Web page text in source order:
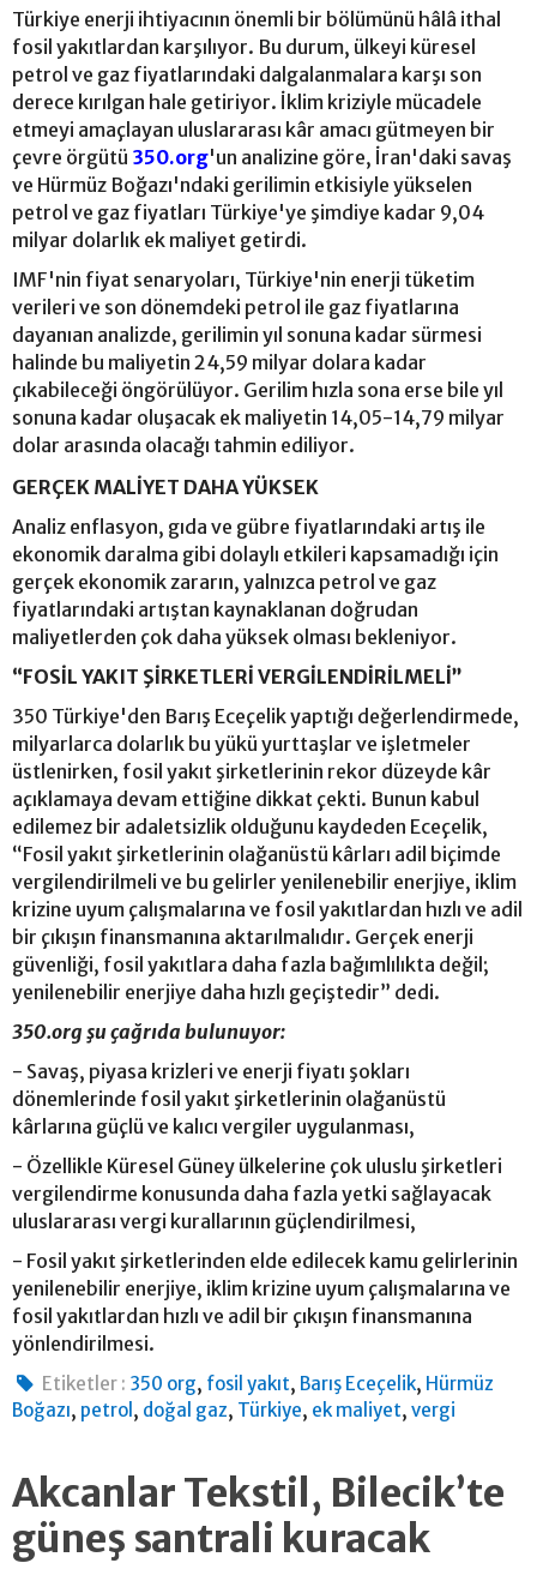
Türkiye enerji ihtiyacının önemli bir bölümünü hâlâ ithal
fosil yakıtlardan karşılıyor. Bu durum, ülkeyi küresel
petrol ve gaz fiyatlarındaki dalgalanmalara karşı son
derece kırılgan hale getiriyor. İklim kriziyle mücadele
etmeyi amaçlayan uluslararası kâr amacı gütmeyen bir
çevre örgütü 350.org'un analizine göre, İran'daki savaş
ve Hürmüz Boğazı'ndaki gerilimin etkisiyle yükselen
petrol ve gaz fiyatları Türkiye'ye şimdiye kadar 9,04
milyar dolarlık ek maliyet getirdi.
IMF'nin fiyat senaryoları, Türkiye'nin enerji tüketim
verileri ve son dönemdeki petrol ile gaz fiyatlarına
dayanıan analizde, gerilimin yıl sonuna kadar sürmesi
halinde bu maliyetin 24,59 milyar dolara kadar
çıkabileceği öngörülüyor. Gerilim hızla sona erse bile yıl
sonuna kadar oluşacak ek maliyetin 14,05-14,79 milyar
dolar arasında olacağı tahmin ediliyor.
GERÇEK MALİYET DAHA YÜKSEK
Analiz enflasyon, gıda ve gübre fiyatlarındaki artış ile
ekonomik daralma gibi dolaylı etkileri kapsamadığı için
gerçek ekonomik zararın, yalnızca petrol ve gaz
fiyatlarındaki artıştan kaynaklanan doğrudan
maliyetlerden çok daha yüksek olması bekleniyor.
“FOSİL YAKIT ŞİRKETLERİ VERGİLENDİRİLMELİ”
350 Türkiye'den Barış Eceçelik yaptığı değerlendirmede,
milyarlarca dolarlık bu yükü yurttaşlar ve işletmeler
üstlenirken, fosil yakıt şirketlerinin rekor düzeyde kâr
açıklamaya devam ettiğine dikkat çekti. Bunun kabul
edilemez bir adaletsizlik olduğunu kaydeden Eceçelik,
“Fosil yakıt şirketlerinin olağanüstü kârları adil biçimde
vergilendirilmeli ve bu gelirler yenilenebilir enerjiye, iklim
krizine uyum çalışmalarına ve fosil yakıtlardan hızlı ve adil
bir çıkışın finansmanına aktarılmalıdır. Gerçek enerji
güvenliği, fosil yakıtlara daha fazla bağımlılıkta değil;
yenilenebilir enerjiye daha hızlı geçiştedir” dedi.
350.org şu çağrıda bulunuyor:
- Savaş, piyasa krizleri ve enerji fiyatı şokları
dönemlerinde fosil yakıt şirketlerinin olağanüstü
kârlarına güçlü ve kalıcı vergiler uygulanması,
- Özellikle Küresel Güney ülkelerine çok uluslu şirketleri
vergilendirme konusunda daha fazla yetki sağlayacak
uluslararası vergi kurallarının güçlendirilmesi,
- Fosil yakıt şirketlerinden elde edilecek kamu gelirlerinin
yenilenebilir enerjiye, iklim krizine uyum çalışmalarına ve
fosil yakıtlardan hızlı ve adil bir çıkışın finansmanına
yönlendirilmesi.
Etiketler : 350 org, fosil yakıt, Barış Eceçelik, Hürmüz
Boğazı, petrol , doğal gaz, Türkiye, ek maliyet, vergi
Akcanlar Tekstil, Bilecik’te
güneş santrali kuracak